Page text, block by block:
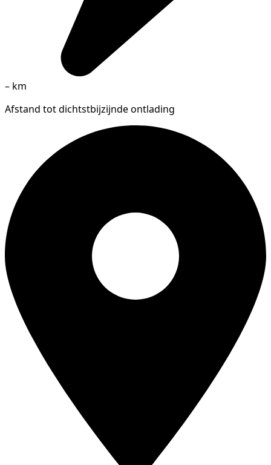
– km
Afstand tot dichtstbijzijnde ontlading